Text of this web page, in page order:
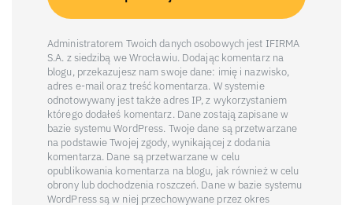
Administratorem Twoich danych osobowych jest IFIRMA
S.A. z siedzibą we Wrocławiu. Dodając komentarz na
blogu, przekazujesz nam swoje dane: imię i nazwisko,
adres e-mail oraz treść komentarza. W systemie
odnotowywany jest także adres IP, z wykorzystaniem
którego dodałeś komentarz. Dane zostają zapisane w
bazie systemu WordPress. Twoje dane są przetwarzane
na podstawie Twojej zgody, wynikającej z dodania
komentarza. Dane są przetwarzane w celu
opublikowania komentarza na blogu, jak również w celu
obrony lub dochodzenia roszczeń. Dane w bazie systemu
WordPress są w niej przechowywane przez okres